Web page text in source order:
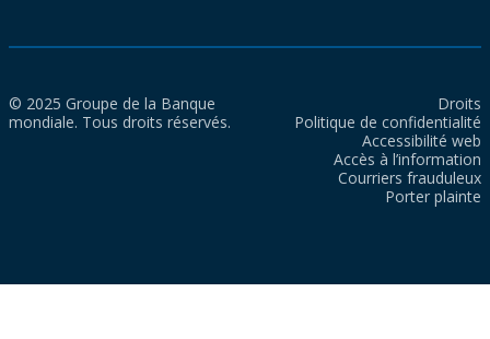
© 2025 Groupe de la Banque
mondiale. Tous droits réservés.
Droits
Politique de confidentialité
Accessibilité web
Accès à l’information
Courriers frauduleux
Porter plainte